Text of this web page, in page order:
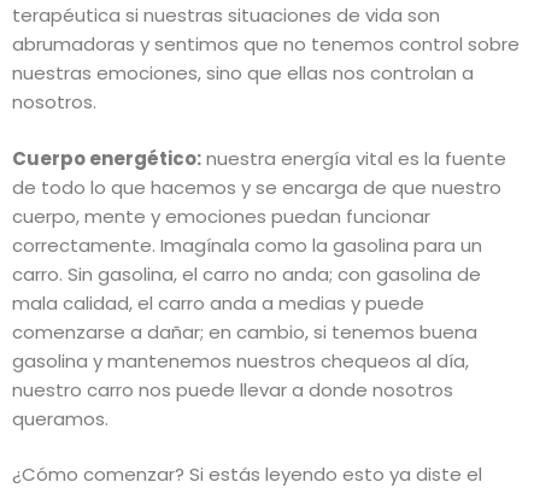
terapéutica si nuestras situaciones de vida son
abrumadoras y sentimos que no tenemos control sobre
nuestras emociones, sino que ellas nos controlan a
nosotros.
Cuerpo energético:nuestra energía vital es la fuente
de todo lo que hacemos y se encarga de que nuestro
cuerpo, mente y emociones puedan funcionar
correctamente. Imagínala como la gasolina para un
carro. Sin gasolina, el carro no anda; con gasolina de
mala calidad, el carro anda a medias y puede
comenzarse a dañar; en cambio, si tenemos buena
gasolina y mantenemos nuestros chequeos al día,
nuestro carro nos puede llevar a donde nosotros
queramos.
¿Cómo comenzar? Si estás leyendo esto ya diste el